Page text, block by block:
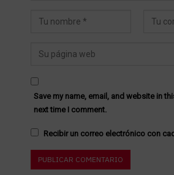
Save my name, email, and website in
next time I comment.
Recibir un correo electrónico con